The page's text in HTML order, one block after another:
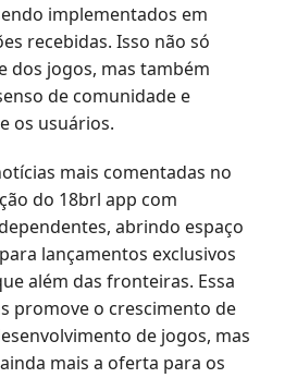
implementados em
recebidas. Isso não só
dos jogos, mas também
de comunidade e
os usuários.
mais comentadas no
do 18brl app com
abrindo espaço
lançamentos exclusivos
além das fronteiras. Essa
promove o crescimento de
de jogos, mas
mais a oferta para os